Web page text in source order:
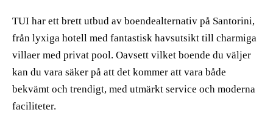
TUI har ett brett utbud av boendealternativ på Santorini,
från lyxiga hotell med fantastisk havsutsikt till charmiga
villaer med privat pool. Oavsett vilket boende du väljer
kan du vara säker på att det kommer att vara både
bekvämt och trendigt, med utmärkt service och moderna
faciliteter.